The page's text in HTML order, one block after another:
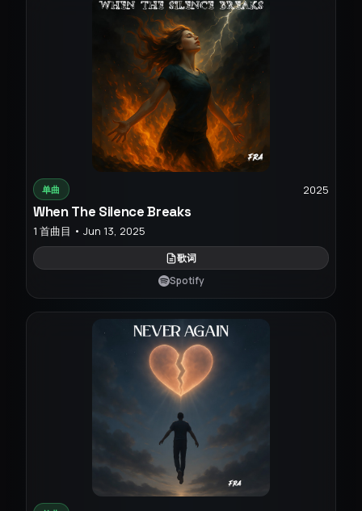
单曲 2025
When The Silence Breaks
1 首曲目 • Jun 13, 2025
歌词
Spotify